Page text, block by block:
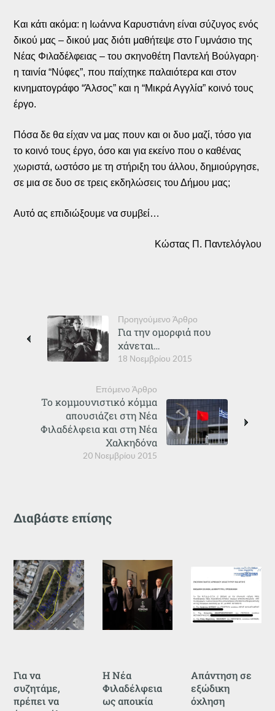
Και κάτι ακόμα: η Ιωάννα Καρυστιάνη είναι σύζυγος ενός
δικού μας – δικού μας διότι μαθήτεψε στο Γυμνάσιο της
Νέας Φιλαδέλφειας – του σκηνοθέτη Παντελή Βούλγαρη·
η ταινία “Νύφες”, που παίχτηκε παλαιότερα και στον
κινηματογράφο “Άλσος” και η “Μικρά Αγγλία” κοινό τους
έργο.
Πόσα δε θα είχαν να μας πουν και οι δυο μαζί, τόσο για
το κοινό τους έργο, όσο και για εκείνο που ο καθένας
χωριστά, ωστόσο με τη στήριξη του άλλου, δημιούργησε,
σε μια σε δυο σε τρεις εκδηλώσεις του Δήμου μας;
Αυτό ας επιδιώξουμε να συμβεί…
Κώστας Π. Παντελόγλου
Προηγούμενο Άρθρο
18 Νοεμβρίου 2015
Για την ομορφιά που
χάνεται…
Επόμενο Άρθρο
20 Νοεμβρίου 2015
Το κομμουνιστικό κόμμα
απουσιάζει στη Νέα
Φιλαδέλφεια και στη Νέα
Χαλκηδόνα
Διαβάστε επίσης
Για να
συζητάμε,
πρέπει να
Η Νέα
Φιλαδέλφεια
ως αποικία
Απάντηση σε
εξώδικη
όχληση